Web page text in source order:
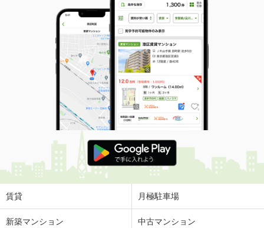
土地面積 222.56m²
山口県岩国市室の木町４丁目
価 格
1,299万円
住 所
山口県岩国市室の木町４丁目
建物面積 103.74m²
土地面積 168.26m²
山口県防府市新橋町
価 格
1,098万円
住 所
山口県防府市新橋町
建物面積
264.18m²
賃貸 月極駐車場
新築マンション 中古マンション